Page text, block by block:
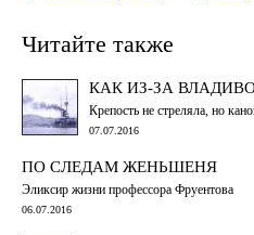
Читайте также
КАК ИЗ-ЗА
Крепость не стреляла, но
07.07.2016
ПО СЛЕДАМ ЖЕНЬШЕНЯ
Эликсир жизни профессора Фруентова
06.07.2016